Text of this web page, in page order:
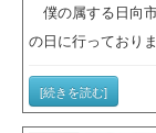
僕の属する日向
の日に行っており
[続きを読む]